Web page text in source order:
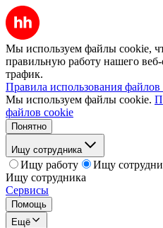
Мы используем файлы cookie,
правильную работу нашего веб-
трафик.
Правила использования файлов
Мы используем файлы cookie.
файлов cookie
Понятно
Ищу сотрудника
Ищу работу
Ищу
Ищу сотрудника
Сервисы
Помощь
Ещё